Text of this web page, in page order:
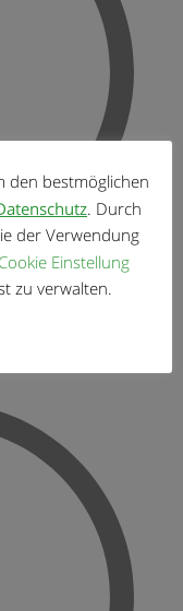
für Ihr
den bestmöglichen
. Durch
der Verwendung
Cookie Einstellung
zu verwalten.